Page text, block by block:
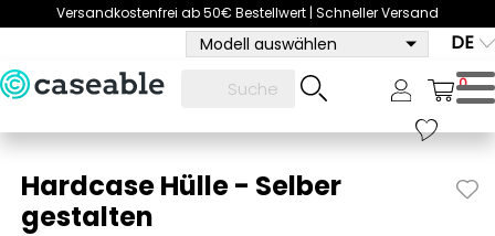
Versandkostenfrei ab 50€ Bestellwert | Schneller Versand
DE
Modell auswählen
0
Hardcase Hülle - Selber
gestalten